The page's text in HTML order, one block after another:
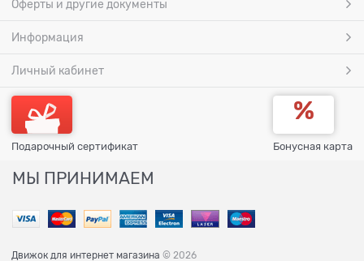
Оферты и другие документы
Информация
Личный кабинет
Подарочный сертификат Бонусная карта
МЫ ПРИНИМАЕМ
Движок для интернет магазина © 2026